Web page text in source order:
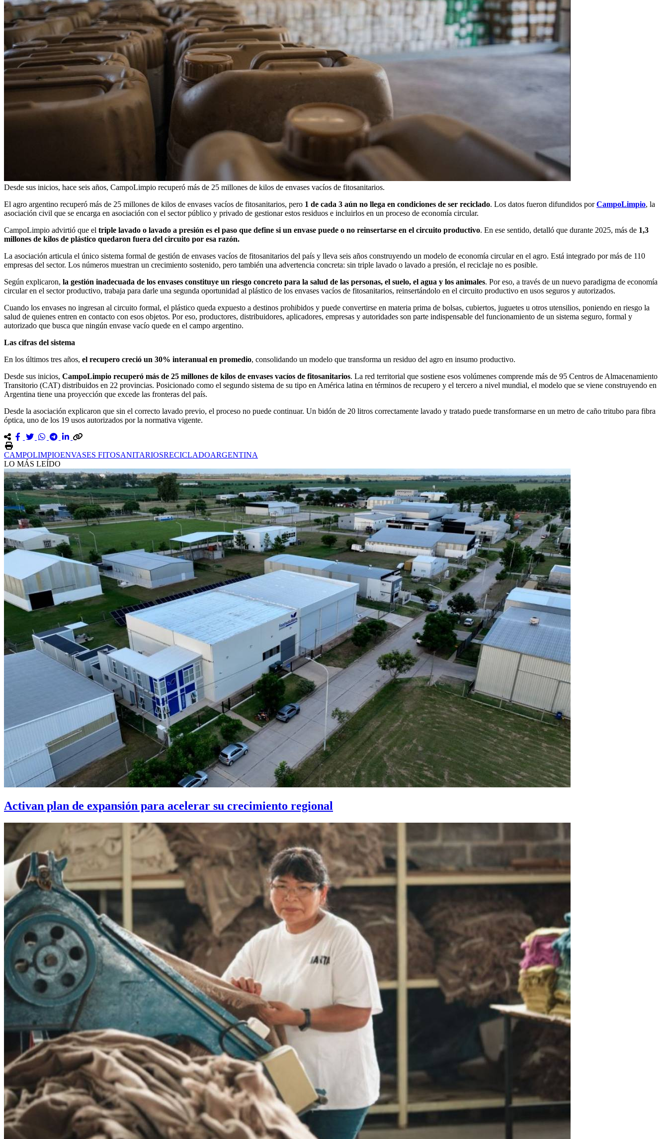
Desde sus inicios, hace seis años, CampoLimpio recuperó más de 25 millones de kilos de envases vacíos de fitosanitarios.
El agro argentino recuperó más de 25 millones de kilos de envases vacíos de fitosanitarios, pero 1 de cada 3 aún no llega en condiciones de ser reciclado. Los datos fueron difundidos porCampoLimpio, la
asociación civil que se encarga en asociación con el sector público y privado de gestionar estos residuos e incluirlos en un proceso de economía circular.
CampoLimpio advirtió que el triple lavado o lavado a presión es el paso que define si un envase puede o no reinsertarse en el circuito productivo. En ese sentido, detalló que durante 2025, más de 1,3
millones de kilos de plástico quedaron fuera del circuito por esa razón.
La asociación articula el único sistema formal de gestión de envases vacíos de fitosanitarios del país y lleva seis años construyendo un modelo de economía circular en el agro. Está integrado por más de 110
empresas del sector. Los números muestran un crecimiento sostenido, pero también una advertencia concreta: sin triple lavado o lavado a presión, el reciclaje no es posible.
Según explicaron, la gestión inadecuada de los envases constituye un riesgo concreto para la salud de las personas, el suelo, el agua y los animales. Por eso, a través de un nuevo paradigma de economía
circular en el sector productivo, trabaja para darle una segunda oportunidad al plástico de los envases vacíos de fitosanitarios, reinsertándolo en el circuito productivo en usos seguros y autorizados.
Cuando los envases no ingresan al circuito formal, el plástico queda expuesto a destinos prohibidos y puede convertirse en materia prima de bolsas, cubiertos, juguetes u otros utensilios, poniendo en riesgo la
salud de quienes entren en contacto con esos objetos. Por eso, productores, distribuidores, aplicadores, empresas y autoridades son parte indispensable del funcionamiento de un sistema seguro, formal y
autorizado que busca que ningún envase vacío quede en el campo argentino.
Las cifras del sistema
En los últimos tres años, el recupero creció un 30% interanual en promedio, consolidando un modelo que transforma un residuo del agro en insumo productivo.
Desde sus inicios, CampoLimpio recuperó más de 25 millones de kilos de envases vacíos de fitosanitarios. La red territorial que sostiene esos volúmenes comprende más de 95 Centros de Almacenamiento
Transitorio (CAT) distribuidos en 22 provincias. Posicionado como el segundo sistema de su tipo en América latina en términos de recupero y el tercero a nivel mundial, el modelo que se viene construyendo en
Argentina tiene una proyección que excede las fronteras del país.
Desde la asociación explicaron que sin el correcto lavado previo, el proceso no puede continuar. Un bidón de 20 litros correctamente lavado y tratado puede transformarse en un metro de caño tritubo para fibra
óptica, uno de los 19 usos autorizados por la normativa vigente.
CAMPOLIMPIOENVASES FITOSANITARIOSRECICLADOARGENTINA
LO MÁS LEÍDO
Activan plan de expansión para acelerar su crecimiento regional